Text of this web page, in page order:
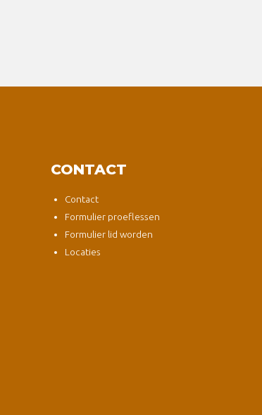
CONTACT
Contact
Formulier proeflessen
Formulier lid worden
Locaties